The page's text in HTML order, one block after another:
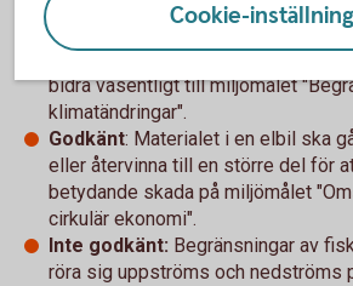
Godkänt:Tillverkningen av elbilar
bidra väsentligt till miljömålet
klimatändringar".
Godkänt: Materialet i en elbil ska
eller återvinna till en större del för
betydande skada på miljömålet
cirkulär ekonomi".
Inte godkänt: Begränsningar av
röra sig uppströms och nedströms
Cookie-